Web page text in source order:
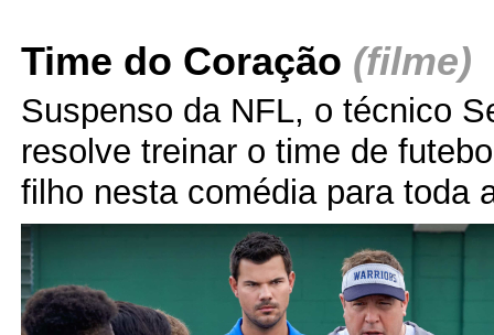
Time do Coração (filme)
Suspenso da NFL, o técnico
resolve treinar o time de
filho nesta comédia para toda